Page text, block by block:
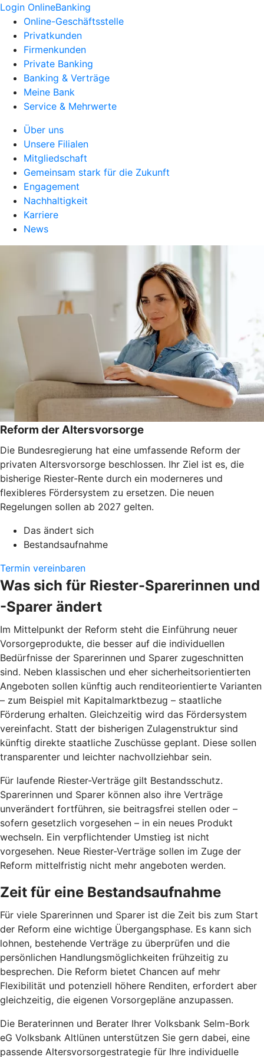
Login OnlineBanking
Online-Geschäftsstelle
Privatkunden
Firmenkunden
Private Banking
Banking & Verträge
Meine Bank
Service & Mehrwerte
Über uns
Unsere Filialen
Mitgliedschaft
Gemeinsam stark für die Zukunft
Engagement
Nachhaltigkeit
Karriere
News
Reform der Altersvorsorge
Die Bundesregierung hat eine umfassende Reform der
privaten Altersvorsorge beschlossen. Ihr Ziel ist es, die
bisherige Riester-Rente durch ein moderneres und
flexibleres Fördersystem zu ersetzen. Die neuen
Regelungen sollen ab 2027 gelten.
Das ändert sich
Bestandsaufnahme
Termin vereinbaren
Was sich für Riester-Sparerinnen und
-Sparer ändert
Im Mittelpunkt der Reform steht die Einführung neuer
Vorsorgeprodukte, die besser auf die individuellen
Bedürfnisse der Sparerinnen und Sparer zugeschnitten
sind. Neben klassischen und eher sicherheitsorientierten
Angeboten sollen künftig auch renditeorientierte Varianten
– zum Beispiel mit Kapitalmarktbezug – staatliche
Förderung erhalten. Gleichzeitig wird das Fördersystem
vereinfacht. Statt der bisherigen Zulagenstruktur sind
künftig direkte staatliche Zuschüsse geplant. Diese sollen
transparenter und leichter nachvollziehbar sein.
Für laufende Riester-Verträge gilt Bestandsschutz.
Sparerinnen und Sparer können also ihre Verträge
unverändert fortführen, sie beitragsfrei stellen oder –
sofern gesetzlich vorgesehen – in ein neues Produkt
wechseln. Ein verpflichtender Umstieg ist nicht
vorgesehen. Neue Riester-Verträge sollen im Zuge der
Reform mittelfristig nicht mehr angeboten werden.
Zeit für eine Bestandsaufnahme
Für viele Sparerinnen und Sparer ist die Zeit bis zum Start
der Reform eine wichtige Übergangsphase. Es kann sich
lohnen, bestehende Verträge zu überprüfen und die
persönlichen Handlungsmöglichkeiten frühzeitig zu
besprechen. Die Reform bietet Chancen auf mehr
Flexibilität und potenziell höhere Renditen, erfordert aber
gleichzeitig, die eigenen Vorsorgepläne anzupassen.
Die Beraterinnen und Berater Ihrer Volksbank Selm-Bork
eG Volksbank Altlünen unterstützen Sie gern dabei, eine
passende Altersvorsorgestrategie für Ihre individuelle